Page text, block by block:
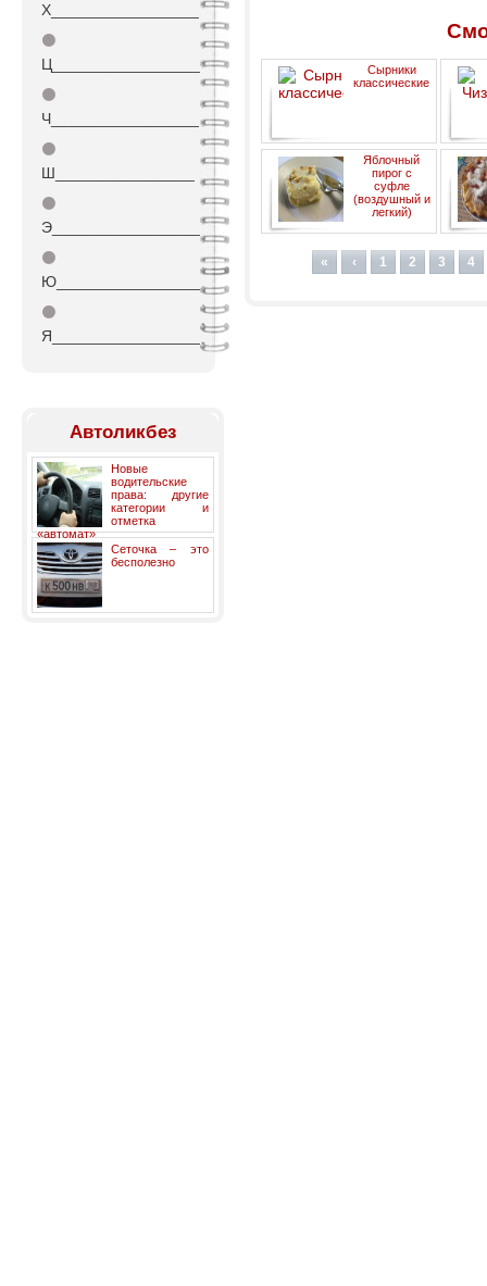
Х_________________
⚫
Ц_________________
⚫
Ч_________________
⚫
Ш________________
⚫
Э_________________
⚫
Ю_________________
⚫
Я_________________
Автоликбез
Новые
водительские
права: другие
категории и
отметка
«автомат»
Сеточка – это
бесполезно
Сырники
классические
Яблочный
пирог с
суфле
(воздушный и
легкий)
« ‹ 1 2 3 4